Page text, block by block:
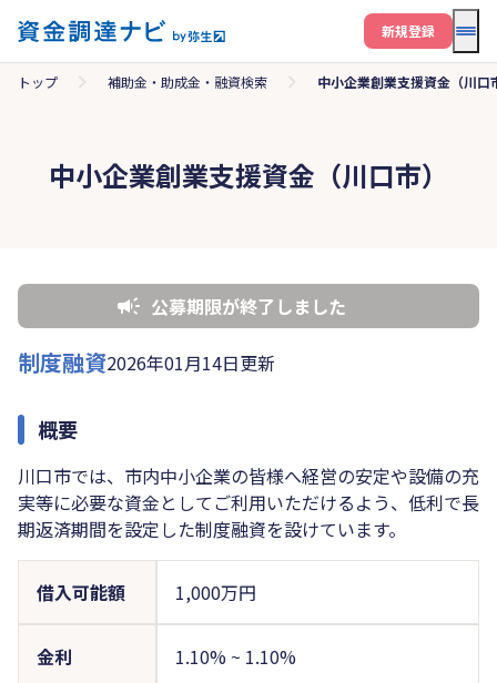
メ
新規登録
トップ 補助金・助成金・融資検索 中小企業創業支援資金（川口
中小企業創業支援資金（川口市）
公募期限が終了しました
制度融資2026年01月14日更新
概要
川口市では、市内中小企業の皆様へ経営の安定や設備の充
実等に必要な資金としてご利用いただけるよう、低利で長
期返済期間を設定した制度融資を設けています。
借入可能額 1,000万円
金利 1.10% ~ 1.10%